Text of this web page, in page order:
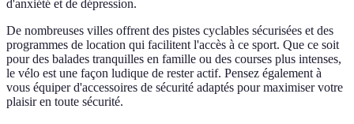
d'anxiété et de dépression.
De nombreuses villes offrent des pistes cyclables sécurisées et des
programmes de location qui facilitent l'accès à ce sport. Que ce soit
pour des balades tranquilles en famille ou des courses plus intenses,
le vélo est une façon ludique de rester actif. Pensez également à
vous équiper d'accessoires de sécurité adaptés pour maximiser votre
plaisir en toute sécurité.